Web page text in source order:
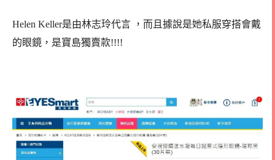
Helen Keller是由林志玲代言 ，而且據說是她私服穿搭會戴
的眼鏡，是寶島獨賣款!!!!